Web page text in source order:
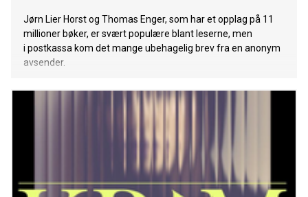
Jørn Lier Horst og Thomas Enger, som har et opplag på 11
millioner bøker, er svært populære blant leserne, men
i postkassa kom det mange ubehagelig brev fra en anonym
avsender.